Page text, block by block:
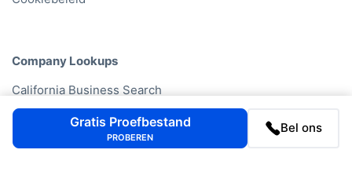
Company Lookups
California Business Search
Delaware
Business Search
Texas
Business Search
Gratis Proefbestand
PROBEREN
Bel ons